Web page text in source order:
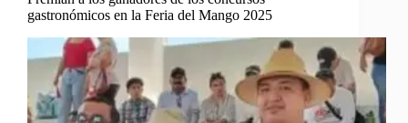
gastronómicos en la Feria del Mango 2025